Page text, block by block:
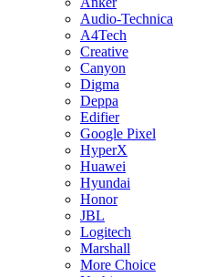
Audio-Technica
A4Tech
Creative
Canyon
Digma
Deppa
Edifier
Google Pixel
HyperX
Huawei
Hyundai
Honor
JBL
Logitech
Marshall
More Choice